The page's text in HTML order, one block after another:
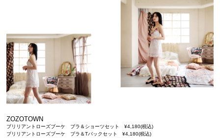
ZOZOTOWN
ブリリアントローズブーケ ブラ＆ショーツセット ¥4,180(税込)
ブリリアントローズブーケ ブラ＆Tバックセット ¥4,180(税込)